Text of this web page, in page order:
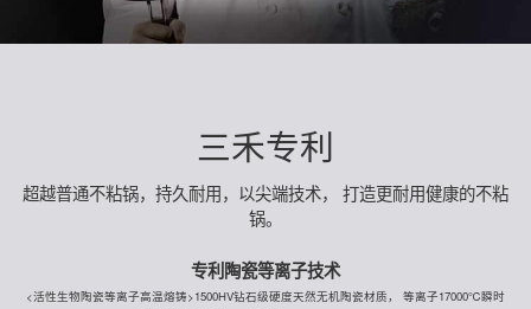
三禾专利
超越普通不粘锅，持久耐用，以尖端技术，
打造更耐用健康的不粘
锅。
专利陶瓷等离子技术
<活性生物陶瓷等离子高温熔铸>1500HV钻石级硬度天然无机陶瓷材质，
等离子17000℃瞬时